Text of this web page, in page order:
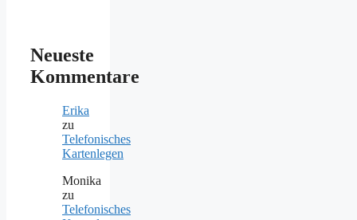
Neueste
Kommentare
Erika
zu
Telefonisches
Kartenlegen
Monika
zu
Telefonisches